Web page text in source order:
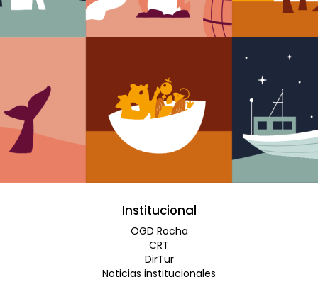
Institucional
OGD Rocha
CRT
DirTur
Noticias institucionales